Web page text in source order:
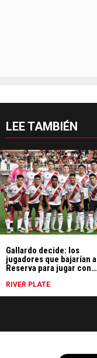
LEE TAMBIÉN
Gallardo decide: los
jugadores que bajarían a
Reserva para jugar con
RIVER PLATE